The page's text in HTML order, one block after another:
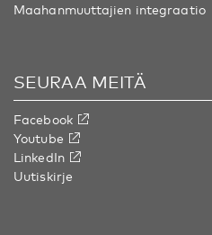
Maahanmuuttajien integraatio
SEURAA MEITÄ
Facebook
Youtube
LinkedIn
Uutiskirje